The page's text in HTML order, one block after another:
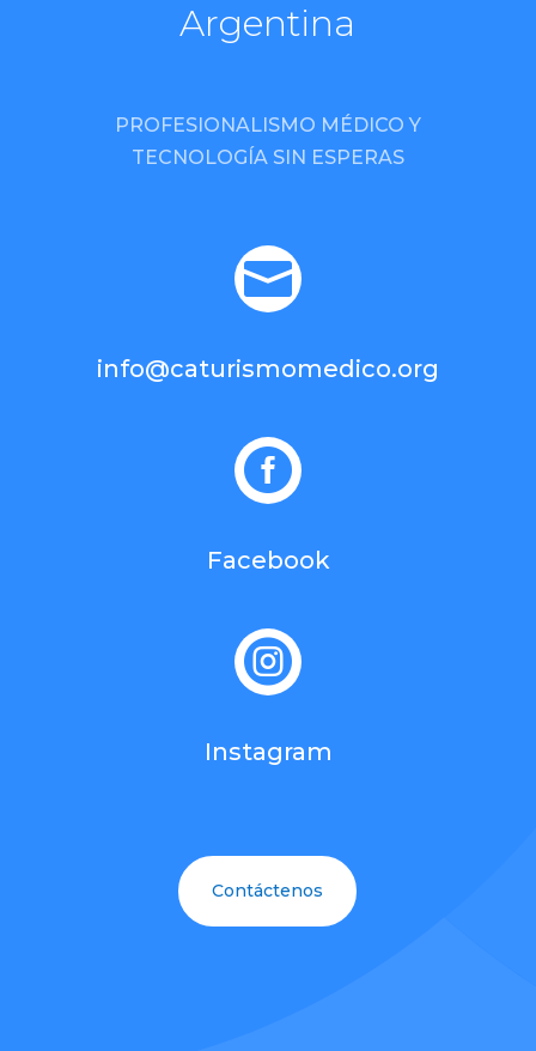
Argentina
PROFESIONALISMO MÉDICO Y
TECNOLOGÍA SIN ESPERAS

info@caturismomedico.org

Facebook

Instagram
Contáctenos